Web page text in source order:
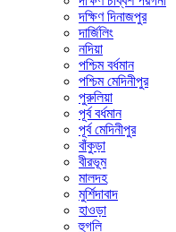
দক্ষিণ দিনাজপুর
দার্জিলিং
নদিয়া
পশ্চিম বর্ধমান
পশ্চিম মেদিনীপুর
পুরুলিয়া
পূর্ব বর্ধমান
পূর্ব মেদিনীপুর
বাঁকুড়া
বীরভূম
মালদহ
মুর্শিদাবাদ
হাওড়া
হুগলি